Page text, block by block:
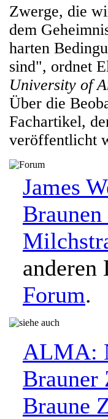
Zwerge, die
dem
harten
sind", ordnet
University of
Über die
Fachartikel,
veröffentlicht
James
anderen
Forum.
ALMA:
Brauner
Braune